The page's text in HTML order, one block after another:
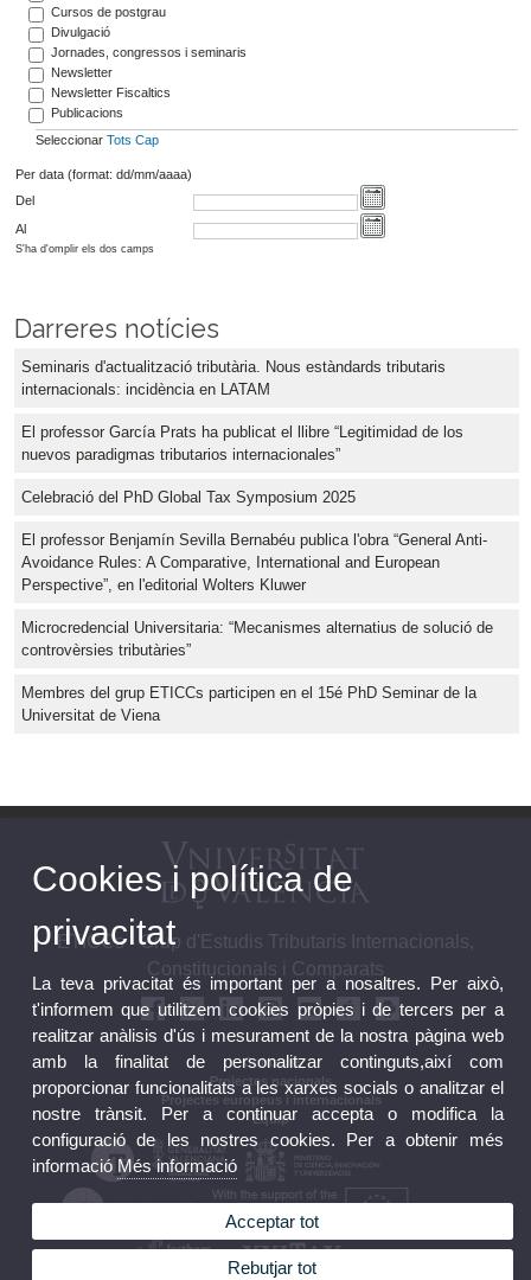
Cursos de postgrau
Divulgació
Jornades, congressos i seminaris
Newsletter
Newsletter Fiscaltics
Publicacions
Seleccionar Tots Cap
Per data (format: dd/mm/aaaa)
Del
Al
S'ha d'omplir els dos camps
Darreres notícies
Seminaris d'actualització tributària. Nous estàndards tributaris
internacionals: incidència en LATAM
El professor García Prats ha publicat el llibre “Legitimidad de los
nuevos paradigmas tributarios internacionales”
Celebració del PhD Global Tax Symposium 2025
El professor Benjamín Sevilla Bernabéu publica l'obra “General Anti-
Avoidance Rules: A Comparative, International and European
Perspective”, en l'editorial Wolters Kluwer
Microcredencial Universitaria: “Mecanismes alternatius de solució de
controvèrsies tributàries”
Membres del grup ETICCs participen en el 15é PhD Seminar de la
Universitat de Viena
ETICCs - Grup d'Estudis Tributaris Internacionals,
Constitucionals i Comparats
Contacte
Projectes nacionals
Projectes europeus i internacionals
Equip
Cookies i política de
privacitat
La teva privacitat és important per a nosaltres. Per això,
t'informem que utilitzem cookies pròpies i de tercers per a
realitzar anàlisis d'ús i mesurament de la nostra pàgina web
amb la finalitat de personalitzar continguts,així com
proporcionar funcionalitats a les xarxes socials o analitzar el
nostre trànsit. Per a continuar accepta o modifica la
configuració de les nostres cookies. Per a obtenir més
informació Més informació
Acceptar tot
Rebutjar tot